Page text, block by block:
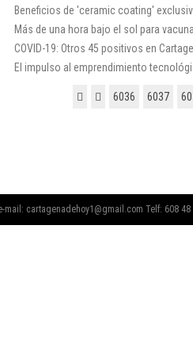
Beneficios de 'ceramic coating'
Más de una hora bajo el sol para
COVID-19: Otros 45 positivos en
El impulso al emprendimiento
6036 6037
mail: cartagenadehoy1@gmail.com Telf: 608 48